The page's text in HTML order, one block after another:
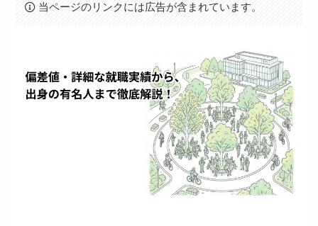
当ページのリンクには広告が含まれています。